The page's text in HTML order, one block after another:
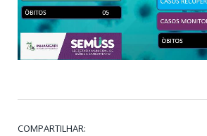
COMPARTILHAR: